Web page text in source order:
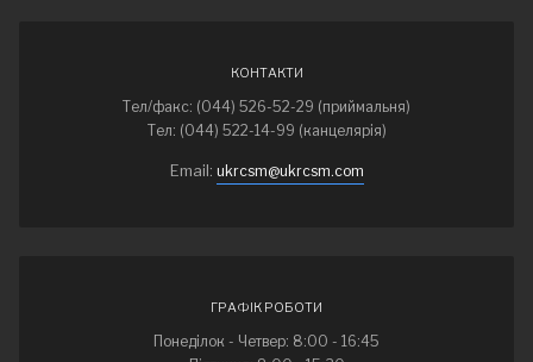
КОНТАКТИ
Тел/факс: (044) 526-52-29 (приймальня)
Тел: (044) 522-14-99 (канцелярія)
Email: ukrcsm@ukrcsm.com
ГРАФІК РОБОТИ
Понеділок - Четвер: 8:00 - 16:45